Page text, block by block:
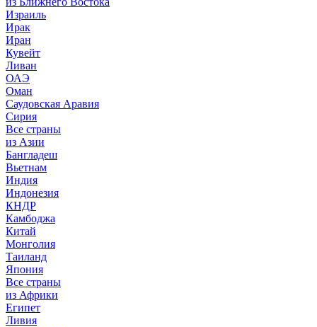
Израиль
Ирак
Иран
Кувейт
Ливан
ОАЭ
Оман
Саудовская Аравия
Сирия
Все страны
из Азии
Бангладеш
Вьетнам
Индия
Индонезия
КНДР
Камбоджа
Китай
Монголия
Таиланд
Япония
Все страны
из Африки
Египет
Ливия